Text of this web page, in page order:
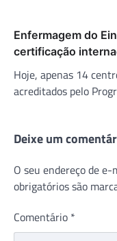
Enfermagem do
certificação
Hoje, apenas 14
acreditados pelo
Deixe um
O seu endereço de
obrigatórios são
Comentário *